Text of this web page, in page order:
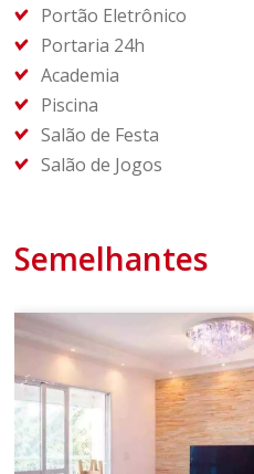
Portão Eletrônico
Portaria 24h
Academia
Piscina
Salão de Festa
Salão de Jogos
Semelhantes